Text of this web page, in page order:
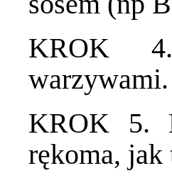
KROK 4.
warzywami.
KROK 5.
rękoma, jak